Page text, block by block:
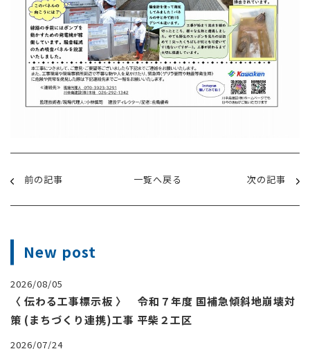
前の記事 一覧へ戻る 次の記事
New post
2026/08/05
〈 伝わる工事標示板 〉 令和７年度 国補急傾斜地崩壊対
策 (まちづくり連携)工事 平柴２工区
2026/07/24